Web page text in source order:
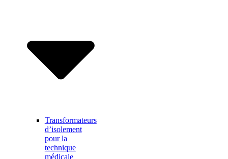
Transformateurs
d’isolement
pour la
technique
médicale